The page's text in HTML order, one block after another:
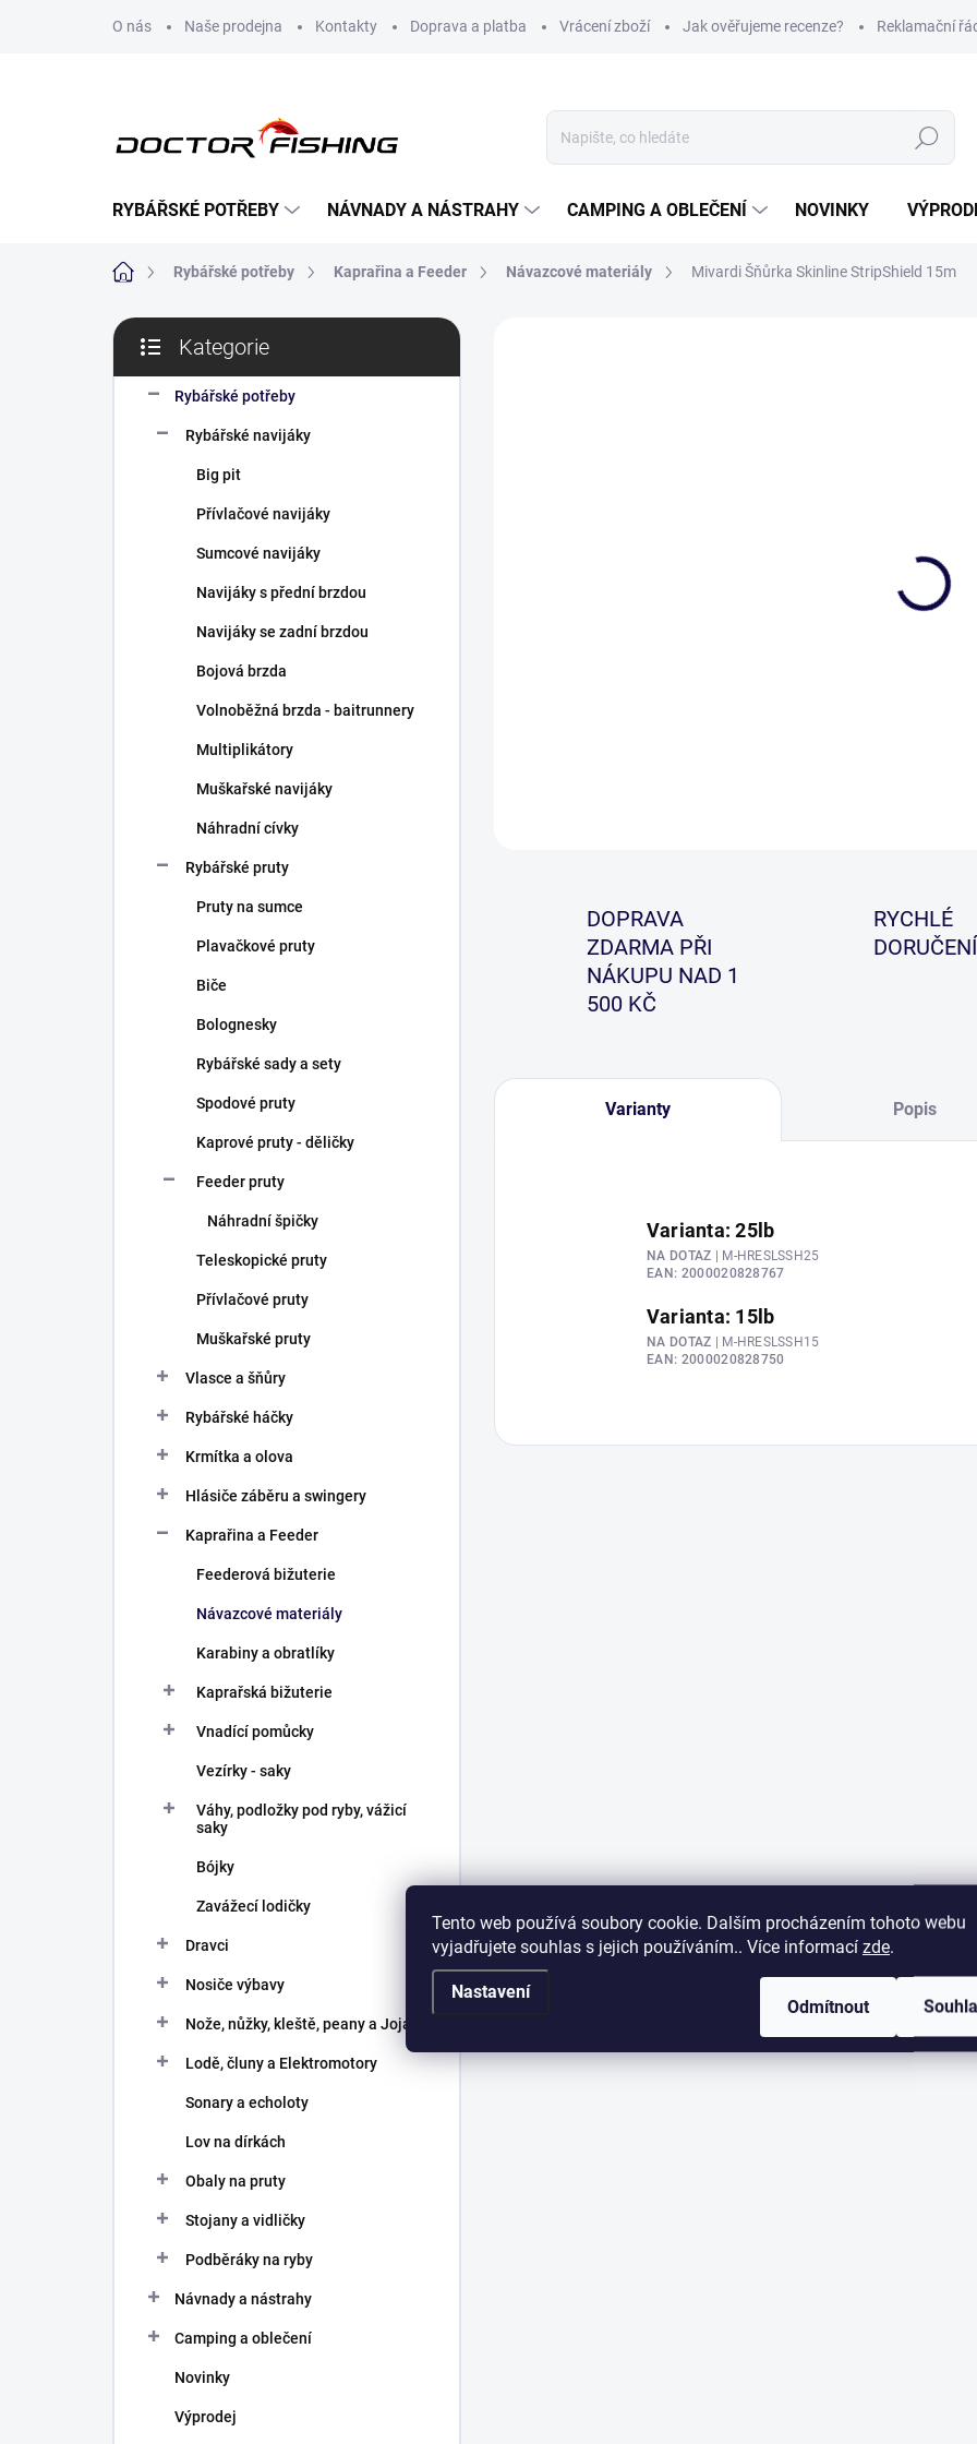
Tento web používá soubory cookie. Dalším procházením tohoto webu
vyjadřujete souhlas s jejich používáním.. Více informací zde.
Nastavení
Odmítnout
O nás Naše prodejna Kontakty Doprava a platba Vrácení zboží Jak ověřujeme recenze? Reklamační
Hledat
RYBÁŘSKÉ POTŘEBY NÁVNADY A NÁSTRAHY CAMPING A OBLEČENÍ NOVINKY
Domů Rybářské potřeby Kaprařina a Feeder Návazcové materiály Mivardi Šňůrka Skinline StripShield 15m
P
s
kategorie
Kategorie
Rybářské potřeby
Rybářské navijáky
Big pit
Přívlačové navijáky
Sumcové navijáky
Navijáky s přední brzdou
Navijáky se zadní brzdou
Bojová brzda
Volnoběžná brzda - baitrunnery
Multiplikátory
Muškařské navijáky
Náhradní cívky
Rybářské pruty
Pruty na sumce
Plavačkové pruty
Biče
Bolognesky
Rybářské sady a sety
Spodové pruty
Kaprové pruty - děličky
Feeder pruty
Náhradní špičky
Teleskopické pruty
Přívlačové pruty
Muškařské pruty
Vlasce a šňůry
Rybářské háčky
Krmítka a olova
Hlásiče záběru a swingery
Kaprařina a Feeder
Feederová bižuterie
Návazcové materiály
Karabiny a obratlíky
Kaprařská bižuterie
Vnadící pomůcky
Vezírky - saky
Váhy, podložky pod ryby, vážicí
saky
Bójky
Zavážecí lodičky
Dravci
Nosiče výbavy
Nože, nůžky, kleště, peany a Joja
Lodě, čluny a Elektromotory
Sonary a echoloty
Lov na dírkách
Obaly na pruty
Stojany a vidličky
Podběráky na ryby
Návnady a nástrahy
Camping a oblečení
Novinky
Výprodej
DOPRAVA
ZDARMA PŘI
NÁKUPU NAD 1
500 KČ
RYCHLÉ
DORUČENÍ
Varianty Popis
Varianta: 25lb
NA DOTAZ
| M-HRESLSSH25
EAN: 2000020828767
Varianta: 15lb
NA DOTAZ
| M-HRESLSSH15
EAN: 2000020828750